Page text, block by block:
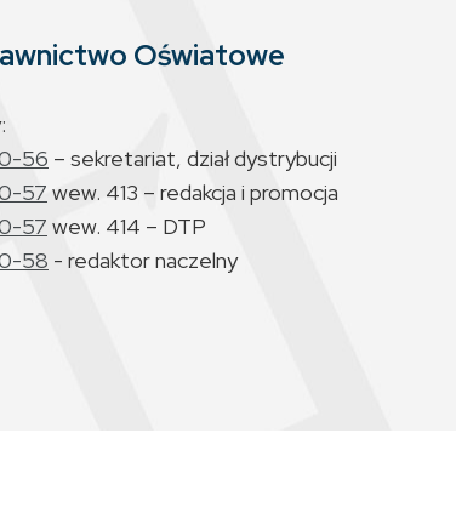
Oświatowe
56 – sekretariat, dział dystrybucji
57 wew. 413 – redakcja i promocja
57 wew. 414 – DTP
58 - redaktor naczelny